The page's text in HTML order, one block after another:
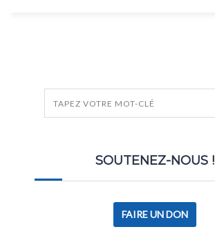
SOUTENEZ-NOUS !
FAIRE UN DON